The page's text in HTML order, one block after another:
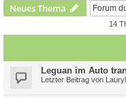
Neues Thema
14
Leguan im Auto
Letzter Beitrag von